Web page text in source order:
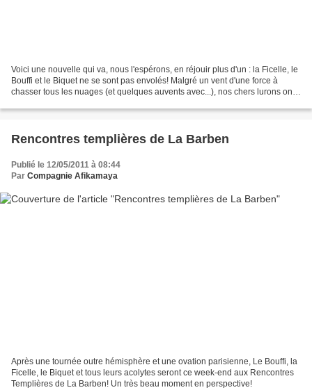
Voici une nouvelle qui va, nous l'espérons, en réjouir plus d'un : la Ficelle, le
Bouffi et le Biquet ne se sont pas envolés! Malgré un vent d'une force à
chasser tous les nuages (et quelques auvents avec...), nos chers lurons ont
Rencontres templières de La Barben
Publié le 12/05/2011 à 08:44
Par Compagnie Afikamaya
Après une tournée outre hémisphère et une ovation parisienne, Le Bouffi, la
Ficelle, le Biquet et tous leurs acolytes seront ce week-end aux Rencontres
Templières de La Barben! Un très beau moment en perspective!